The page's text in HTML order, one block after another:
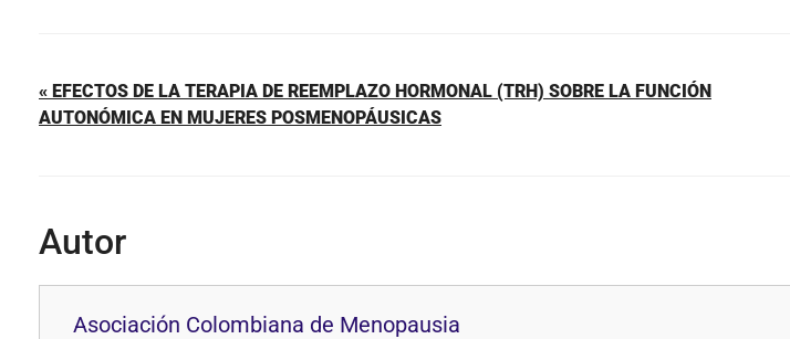
« EFECTOS DE LA TERAPIA DE REEMPLAZO HORMONAL (TRH) SOBRE LA FUNCIÓN
AUTONÓMICA EN MUJERES POSMENOPÁUSICAS
Autor
Asociación Colombiana de Menopausia